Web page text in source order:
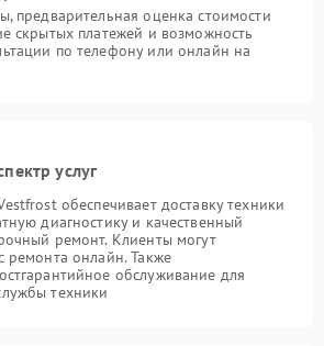
предварительная оценка стоимости
скрытых платежей и возможность
по телефону или онлайн на
услуг
обеспечивает доставку техники
диагностику и качественный
ремонт. Клиенты могут
ремонта онлайн. Также
обслуживание для
техники